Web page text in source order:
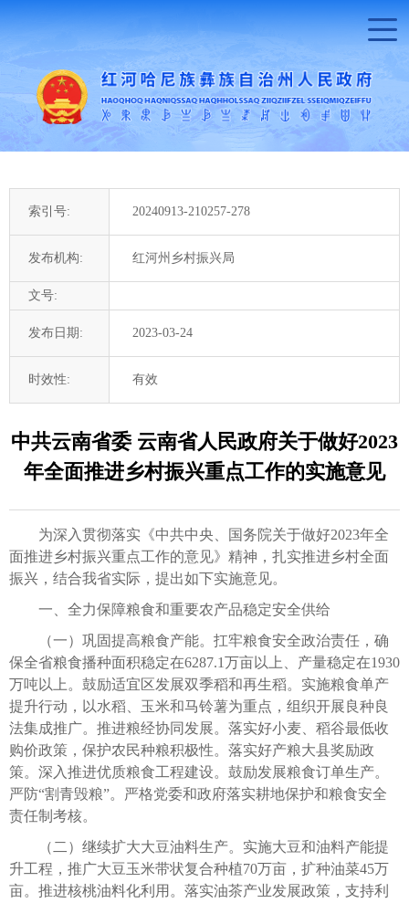
索引号: 20240913-210257-278
发布机构: 红河州乡村振兴局
文号:
发布日期: 2023-03-24
时效性: 有效
中共云南省委 云南省人民政府关于做好2023
年全面推进乡村振兴重点工作的实施意见
为深入贯彻落实《中共中央、国务院关于做好2023年全
面推进乡村振兴重点工作的意见》精神，扎实推进乡村全面
振兴，结合我省实际，提出如下实施意见。
一、全力保障粮食和重要农产品稳定安全供给
（一）巩固提高粮食产能。扛牢粮食安全政治责任，确
保全省粮食播种面积稳定在6287.1万亩以上、产量稳定在1930
万吨以上。鼓励适宜区发展双季稻和再生稻。实施粮食单产
提升行动，以水稻、玉米和马铃薯为重点，组织开展良种良
法集成推广。推进粮经协同发展。落实好小麦、稻谷最低收
购价政策，保护农民种粮积极性。落实好产粮大县奖励政
策。深入推进优质粮食工程建设。鼓励发展粮食订单生产。
严防“割青毁粮”。严格党委和政府落实耕地保护和粮食安全
责任制考核。
（二）继续扩大大豆油料生产。实施大豆和油料产能提
升工程，推广大豆玉米带状复合种植70万亩，扩种油菜45万
亩。推进核桃油料化利用。落实油茶产业发展政策，支持利